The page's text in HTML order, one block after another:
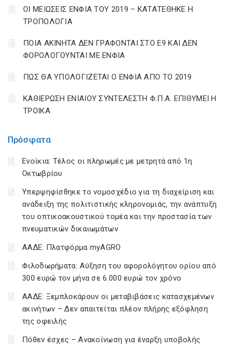
Πρόσφατα
Ενοίκια: Τέλος οι πληρωμές με μετρητά από 1η
Οκτωβρίου
Υπερψηφίσθηκε το νομοσχέδιο για τη διαχείριση και
ανάδειξη της πολιτιστικής κληρονομιάς, την ανάπτυξη
του οπτικοακουστικού τομέα και την προστασία των
πνευματικών δικαιωμάτων
ΑΑΔΕ: Πλατφόρμα myAGRO
Φιλοδωρήματα: Αύξηση του αφορολόγητου ορίου από
300 ευρώ τον μήνα σε 6.000 ευρώ τον χρόνο
ΑΑΔΕ: Ξεμπλοκάρουν οι μεταβιβάσεις κατασχεμένων
ακινήτων – Δεν απαιτείται πλέον πλήρης εξόφληση
της οφειλής
Πόθεν έσχες – Ανακοίνωση για έναρξη υποβολής
ΟΙ ΜΕΙΩΣΕΙΣ ΕΝΦΙΑ ΤΟΥ 2019 – ΚΑΤΑΤΕΘΗΚΕ Η
ΤΡΟΠΟΛΟΓΙΑ
ΠΟΙΑ ΑΚΙΝΗΤΑ ΔΕΝ ΓΡΑΦΟΝΤΑΙ ΣΤΟ Ε9 ΚΑΙ ΔΕΝ
ΦΟΡΟΛΟΓΟΥΝΤΑΙ ΜΕ ΕΝΦΙΑ
ΠΩΣ ΘΑ ΥΠΟΛΟΓΙΖΕΤΑΙ Ο ΕΝΦΙΑ ΑΠΟ ΤΟ 2019
ΚΑΘΙΕΡΩΣΗ ΕΝΙΑΙΟΥ ΣΥΝΤΕΛΕΣΤΗ Φ.Π.Α. ΕΠΙΘΥΜΕΙ Η
ΤΡΟΙΚΑ